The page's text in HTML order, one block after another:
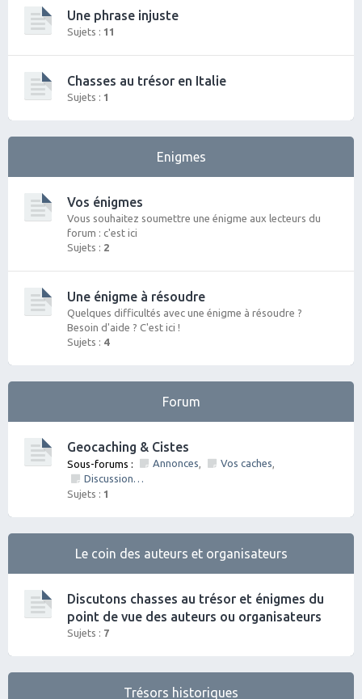
Une phrase injuste
Sujets : 11
Chasses au trésor en Italie
Sujets : 1
Enigmes
Vos énigmes
Vous souhaitez soumettre une énigme aux lecteurs du
forum : c'est ici
Sujets : 2
Une énigme à résoudre
Quelques difficultés avec une énigme à résoudre ?
Besoin d'aide ? C'est ici !
Sujets : 4
Forum
Geocaching & Cistes
Sous-forums : Annonces, Vos caches,
Discussions diverses
Sujets : 1
Le coin des auteurs et organisateurs
Discutons chasses au trésor et énigmes du
point de vue des auteurs ou organisateurs
Sujets : 7
Trésors historiques